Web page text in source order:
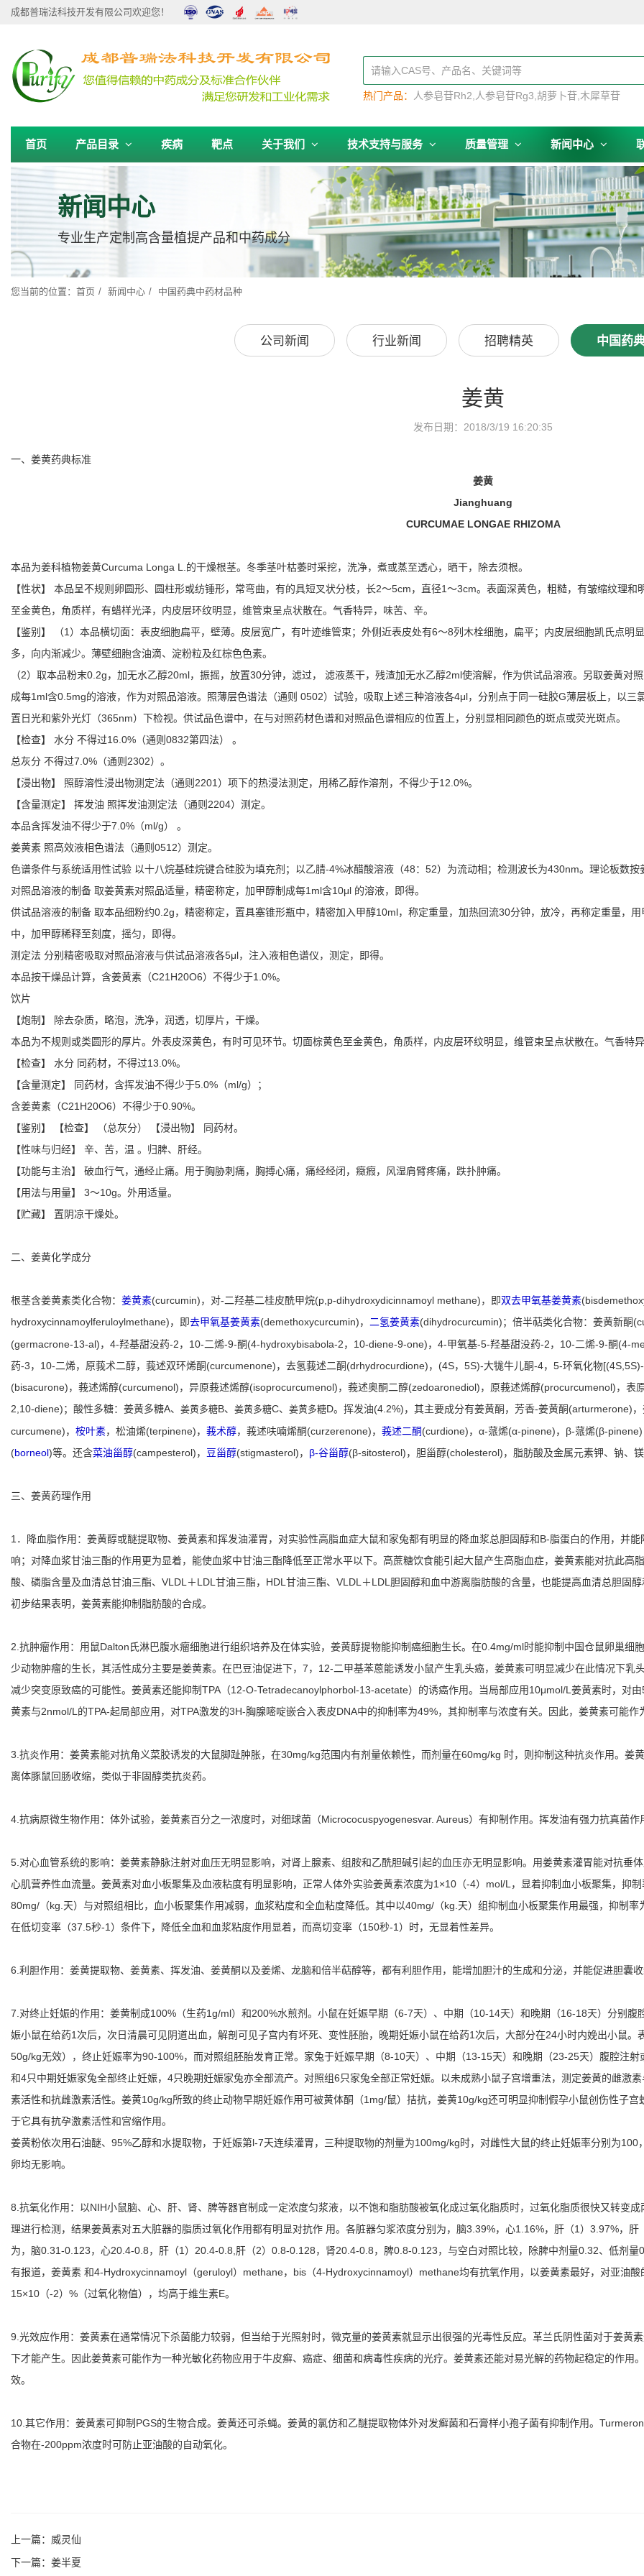
成都普瑞法科技开发有限公司欢迎您！
热门产品： 人参皂苷Rh2 人参皂苷Rg3 胡萝卜苷 木犀草苷
首页 产品目录 疾病 靶点 关于我们 技术支持与服务 质量管理 新闻中心
新闻中心
专业生产定制高含量植提产品和中药成分
您当前的位置： 首页 新闻中心 中国药典中药材品种
公司新闻 行业新闻 招聘精英 中国药
姜黄
发布日期：2018/3/19 16:20:35
一、姜黄药典标准
姜黄
Jianghuang
CURCUMAE LONGAE RHIZOMA
本品为姜科植物姜黄Curcuma Longa L.的干燥根茎。冬季茎叶枯萎时采挖，洗净，煮或蒸至透心，晒干，除去须根。
【性状】 本品呈不规则卵圆形、圆柱形或纺锤形，常弯曲，有的具短叉状分枝，长2～5cm，直径1～3cm。表面深黄色，粗糙，有皱缩纹理
至金黄色，角质样，有蜡样光泽，内皮层环纹明显，维管束呈点状散在。气香特异，味苦、辛。
【鉴别】 （1）本品横切面：表皮细胞扁平，壁薄。皮层宽广，有叶迹维管束；外侧近表皮处有6～8列木栓细胞，扁平；内皮层细胞凯氏点
多，向内渐减少。薄壁细胞含油滴、淀粉粒及红棕色色素。
（2）取本品粉末0.2g，加无水乙醇20ml，振摇，放置30分钟，滤过， 滤液蒸干，残渣加无水乙醇2ml使溶解，作为供试品溶液。另取姜黄
成每1ml含0.5mg的溶液，作为对照品溶液。照薄层色谱法（通则 0502）试验，吸取上述三种溶液各4μl，分别点于同一硅胶G薄层板上，以
置日光和紫外光灯（365nm）下检视。供试品色谱中，在与对照药材色谱和对照品色谱相应的位置上，分别显相同颜色的斑点或荧光斑点。
【检查】 水分 不得过16.0%（通则0832第四法） 。
总灰分 不得过7.0%（通则2302）。
【浸出物】 照醇溶性浸出物测定法（通则2201）项下的热浸法测定，用稀乙醇作溶剂，不得少于12.0%。
【含量测定】 挥发油 照挥发油测定法（通则2204）测定。
本品含挥发油不得少于7.0%（ml/g） 。
姜黄素 照高效液相色谱法（通则0512）测定。
色谱条件与系统适用性试验 以十八烷基硅烷键合硅胶为填充剂；以乙腈-4%冰醋酸溶液（48：52）为流动相；检测波长为430nm。理论板数按
对照品溶液的制备 取姜黄素对照品适量，精密称定，加甲醇制成每1ml含10μl 的溶液，即得。
供试品溶液的制备 取本品细粉约0.2g，精密称定，置具塞锥形瓶中，精密加入甲醇10ml，称定重量，加热回流30分钟，放冷，再称定重量，
中，加甲醇稀释至刻度，摇匀，即得。
测定法 分别精密吸取对照品溶液与供试品溶液各5μl，注入液相色谱仪，测定，即得。
本品按干燥品计算，含姜黄素（C21H20O6）不得少于1.0%。
饮片
【炮制】 除去杂质，略泡，洗净，润透，切厚片，干燥。
本品为不规则或类圆形的厚片。外表皮深黄色，有时可见环节。切面棕黄色至金黄色，角质样，内皮层环纹明显，维管束呈点状散在。气香特异
【检查】 水分 同药材，不得过13.0%。
【含量测定】 同药材，含挥发油不得少于5.0%（ml/g）；
含姜黄素（C21H20O6）不得少于0.90%。
【鉴别】 【检查】 （总灰分） 【浸出物】 同药材。
【性味与归经】 辛、苦，温 。归脾、肝经。
【功能与主治】 破血行气，通经止痛。用于胸胁刺痛，胸搏心痛，痛经经闭，癥瘕，风湿肩臂疼痛，跌扑肿痛。
【用法与用量】 3～10g。外用适量。
【贮藏】 置阴凉干燥处。
二、姜黄化学成分
根茎含姜黄素类化合物： 姜黄素(curcumin)，对-二羟基二桂皮酰甲烷(p,p-dihydroxydicinnamoyl methane)，即双去甲氧基姜黄素
hydroxycinnamoylferuloylmethane)，即去甲氧基姜黄素(demethoxycurcumin)， 二氢姜黄素(dihydrocurcumin)；倍半萜类化合物：姜黄新酮
(germacrone-13-al)，4-羟基甜没药-2，10-二烯-9-酮(4-hydroxybisabola-2，10-diene-9-one)，4-甲氧基-5-羟基甜没药-2，10-二烯-9-酮(4-
药-3，10-二烯，原莪术二醇，莪述双环烯酮(curcumenone)，去氢莪述二酮(drhydrocurdione)，(4S，5S)-大牻牛儿酮-4，5-环氧化物
(bisacurone)，莪述烯醇(curcumenol)，异原莪述烯醇(isoprocurcumenol)，莪述奥酮二醇(zedoaronediol)，原莪述烯醇(procurcumenol)，
2,10-diene)；酸性多糖：姜黄多糖A、 姜黄多糖B、 姜黄多糖C、 姜黄多糖D。挥发油(4.2%)，其主要成分有姜黄酮，芳香-姜黄酮(arturmerone)
curcumene)， 桉叶素，松油烯(terpinene)， 莪术醇，莪述呋喃烯酮(curzerenone)， 莪述二酮(curdione)，α-蒎烯(α-pinene)，β-蒎烯(β-pinene)
(borneol)等。还含菜油甾醇(campesterol)， 豆甾醇(stigmasterol)， β-谷甾醇(β-sitosterol)，胆甾醇(cholesterol)，脂肪酸及金属元素钾、钠、
三、姜黄药理作用
1．降血脂作用：姜黄醇或醚提取物、姜黄素和挥发油灌胃，对实验性高脂血症大鼠和家兔都有明显的降血浆总胆固醇和B-脂蛋白的作用，并
响；对降血浆甘油三酯的作用更为显着，能使血浆中甘油三酯降低至正常水平以下。高蔗糖饮食能引起大鼠产生高脂血症，姜黄素能对抗此高
酸、磷脂含量及血清总甘油三酯、VLDL＋LDL甘油三酯，HDL甘油三酯、VLDL＋LDL胆固醇和血中游离脂肪酸的含量，也能提高血清总胆固
初步结果表明，姜黄素能抑制脂肪酸的合成。
2.抗肿瘤作用：用鼠Dalton氏淋巴腹水瘤细胞进行组织培养及在体实验，姜黄醇提物能抑制癌细胞生长。在0.4mg/ml时能抑制中国仓鼠卵巢细
少动物肿瘤的生长，其活性成分主要是姜黄素。在巴豆油促进下，7，12-二甲基苯蒽能诱发小鼠产生乳头癌，姜黄素可明显减少在此情况下
减少突变原致癌的可能性。姜黄素还能抑制TPA（12-O-Tetradecanoylphorbol-13-acetate）的诱癌作用。当局部应用10μmol/L姜黄素时，对
黄素与2nmol/L的TPA-起局部应用，对TPA激发的3H-胸腺嘧啶嵌合入表皮DNA中的抑制率为49%，其抑制率与浓度有关。因此，姜黄素可能作
3.抗炎作用：姜黄素能对抗角义菜胶诱发的大鼠脚趾肿胀，在30mg/kg范围内有剂量依赖性，而剂量在60mg/kg 时，则抑制这种抗炎作用。姜
离体豚鼠回肠收缩，类似于非固醇类抗炎药。
4.抗病原微生物作用：体外试验，姜黄素百分之一浓度时，对细球菌（Micrococuspyogenesvar. Aureus）有抑制作用。挥发油有强力抗真菌作
5.对心血管系统的影响：姜黄素静脉注射对血压无明显影响，对肾上腺素、组胺和乙酰胆碱引起的血压亦无明显影响。用姜黄素灌胃能对抗垂
心肌营养性血流量。姜黄素对血小板聚集及血液粘度有明显影响，正常人体外实验姜黄素浓度为1×10（-4）mol/L，显着抑制血小板聚集，抑
80mg/（kg.天）与对照组相比，血小板聚集作用减弱，血浆粘度和全血粘度降低。其中以40mg/（kg.天）组抑制血小板聚集作用最强，抑制
在低切变率（37.5秒-1）条件下，降低全血和血浆粘度作用显着，而高切变率（150秒-1）时，无显着性差异。
6.利胆作用：姜黄提取物、姜黄素、挥发油、姜黄酮以及姜烯、龙脑和倍半萜醇等，都有利胆作用，能增加胆汁的生成和分泌，并能促进胆囊收
7.对终止妊娠的作用：姜黄制成100%（生药1g/ml）和200%水煎剂。小鼠在妊娠早期（6-7天）、中期（10-14天）和晚期（16-18天）分别
娠小鼠在给药1次后，次日清晨可见阴道出血，解剖可见子宫内有坏死、变性胚胎，晚期妊娠小鼠在给药1次后，大部分在24小时内娩出小鼠
50g/kg无效），终止妊娠率为90-100%，而对照组胚胎发育正常。家兔于妊娠早期（8-10天）、中期（13-15天）和晚期（23-25天）腹腔注
和4只中期妊娠家兔全部终止妊娠，4只晚期妊娠家兔亦全部流产。对照组6只家兔全部正常妊娠。以未成熟小鼠子宫增重法，测定姜黄的雌激
素活性和抗雌激素活性。姜黄10g/kg所致的终止动物早期妊娠作用可被黄体酮（1mg/鼠）拮抗，姜黄10g/kg还可明显抑制假孕小鼠创伤性子
于它具有抗孕激素活性和宫缩作用。
姜黄粉依次用石油醚、95%乙醇和水提取物，于妊娠第l-7天连续灌胃，三种提取物的剂量为100mg/kg时，对雌性大鼠的终止妊娠率分别为
卵均无影响。
8.抗氧化作用：以NIH小鼠脑、心、肝、肾、脾等器官制成一定浓度匀浆液，以不饱和脂肪酸被氧化成过氧化脂质时，过氧化脂质很快又转变
理进行检测，结果姜黄素对五大脏器的脂质过氧化作用都有明显对抗作 用。各脏器匀浆浓度分别为，脑3.39%，心1.16%，肝（1）3.97%，
为，脑0.31-0.123，心20.4-0.8，肝（1）20.4-0.8,肝（2）0.8-0.128，肾20.4-0.8，脾0.8-0.123，与空白对照比较，除脾中剂量0.32、低剂
有报道，姜黄素 和4-Hydroxycinnamoyl（geruloyl）methane，bis（4-Hydroxycinnamoyl）methane均有抗氧作用，以姜黄素最好，对亚油
15×10（-2）%（过氧化物值），均高于维生素E。
9.光效应作用：姜黄素在通常情况下杀菌能力较弱，但当给于光照射时，微克量的姜黄素就显示出很强的光毒性反应。革兰氏阴性菌对于姜黄
下才能产生。因此姜黄素可能作为一种光敏化药物应用于牛皮癣、癌症、细菌和病毒性疾病的光疗。姜黄素还能对易光解的药物起稳定的作
效。
10.其它作用：姜黄素可抑制PGS的生物合成。姜黄还可杀蝇。姜黄的氯仿和乙醚提取物体外对发癣菌和石膏样小孢子菌有抑制作用。
合物在-200ppm浓度时可防止亚油酸的自动氧化。
上一篇： 威灵仙
下一篇： 姜半夏